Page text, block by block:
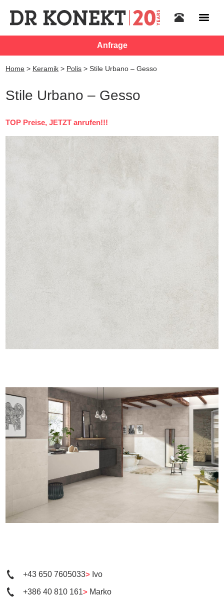
Anfrage
Home > Keramik > Polis >Stile Urbano – Gesso
Stile Urbano – Gesso
TOP Preise, JETZT anrufen!!!
+43 650 7605033> Ivo
+386 40 810 161> Marko